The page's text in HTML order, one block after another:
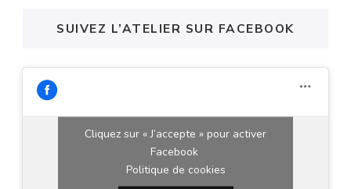
SUIVEZ L’ATELIER SUR FACEBOOK
Cliquez sur « J’accepte » pour activer
Facebook
Politique de cookies